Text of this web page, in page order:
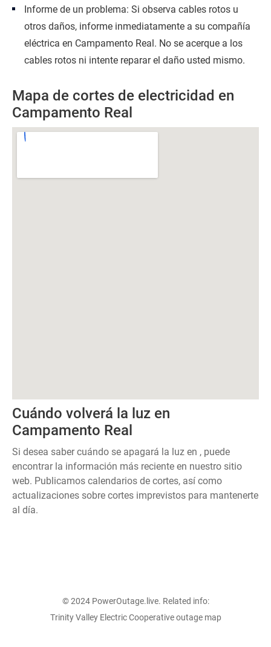
Informe de un problema: Si observa cables rotos u
otros daños, informe inmediatamente a su compañía
eléctrica en Campamento Real. No se acerque a los
cables rotos ni intente reparar el daño usted mismo.
Mapa de cortes de electricidad en
Campamento Real
Cuándo volverá la luz en
Campamento Real
Si desea saber cuándo se apagará la luz en , puede
encontrar la información más reciente en nuestro sitio
web. Publicamos calendarios de cortes, así como
actualizaciones sobre cortes imprevistos para mantenerte
al día.
© 2024 PowerOutage.live. Related info:
Trinity Valley Electric Cooperative outage map